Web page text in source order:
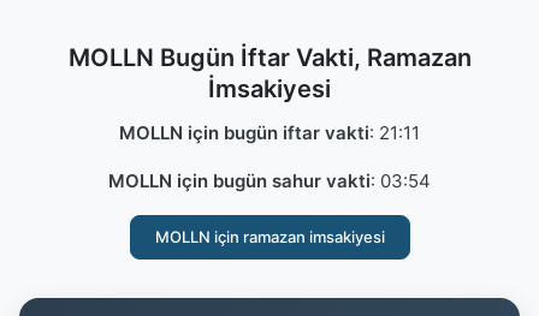
MOLLN Bugün İftar Vakti, Ramazan
İmsakiyesi
MOLLN için bugün iftar vakti: 21:11
MOLLN için bugün sahur vakti: 03:54
MOLLN için ramazan imsakiyesi